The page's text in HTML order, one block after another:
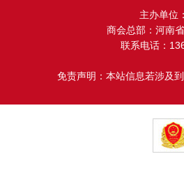
主办单位
商会总部：河南
联系电话：
免责声明：本站信息若涉及